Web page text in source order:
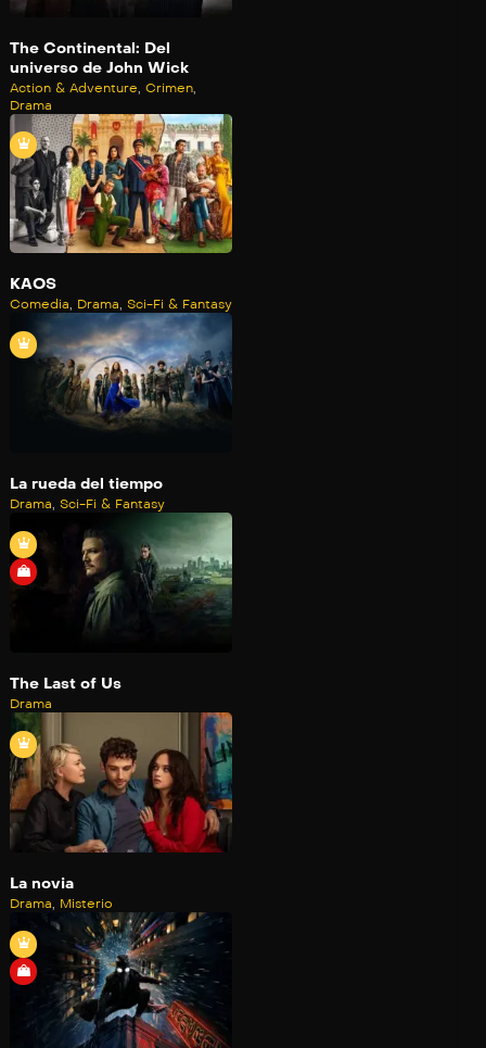
The Continental: Del
universo de John Wick
Action & Adventure Crimen
Drama
KAOS
Comedia, Drama, Sci-Fi & Fantasy
La rueda del tiempo
Drama, Sci-Fi & Fantasy
The Last of Us
Drama
La novia
Drama, Misterio